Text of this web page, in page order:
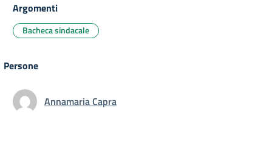
Argomenti
Bacheca sindacale
Persone
Annamaria Capra